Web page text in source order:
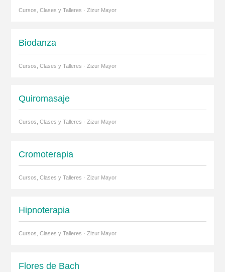
Cursos, Clases y Talleres · Zizur Mayor
Biodanza
Cursos, Clases y Talleres · Zizur Mayor
Quiromasaje
Cursos, Clases y Talleres · Zizur Mayor
Cromoterapia
Cursos, Clases y Talleres · Zizur Mayor
Hipnoterapia
Cursos, Clases y Talleres · Zizur Mayor
Flores de Bach